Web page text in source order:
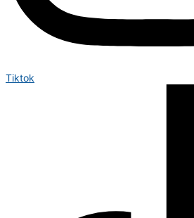
Tiktok